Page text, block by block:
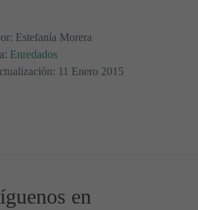
Estefanía Morera
Enredados
11 Enero 2015
Enredados 11
en